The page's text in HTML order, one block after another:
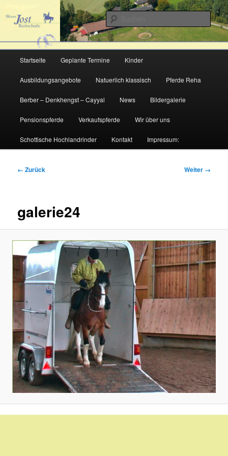
Inhalt
wechseln
Natuerlich Klassisch
Startseite Geplante Termine Kinder
Ausbildungsangebote Natuerlich klassisch Pferde Reha
Berber – Denkhengst – Cayyal News Bildergalerie
Pensionspferde Verkaufspferde Wir über uns
Schottische Hochlandrinder Kontakt Impressum:
Bilder-
← Zurück Weiter →
galerie24